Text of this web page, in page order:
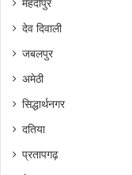
मेहंदीपुर
देव दिवाली
जबलपुर
अमेठी
सिद्धार्थनगर
दतिया
प्रतापगढ़